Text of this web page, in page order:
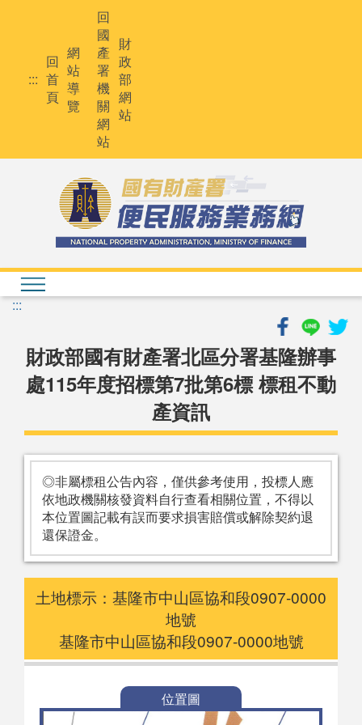
:::
回
首
頁
網
站
導
覽
回
國
產
署
機
關
網
站
財
政
部
網
站
:::
財政部國有財產署北區分署基隆辦事
處115年度招標第7批第6標 標租不動
產資訊
◎非屬標租公告內容，僅供參考使用，投標人應
依地政機關核發資料自行查看相關位置，不得以
本位置圖記載有誤而要求損害賠償或解除契約退
還保證金。
土地標示：基隆市中山區協和段0907-0000
地號
基隆市中山區協和段0907-0000地號
位置圖